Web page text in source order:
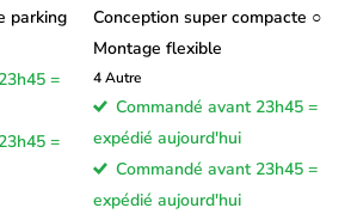
parking
=
=
Conception super compacte ○
Montage flexible
4Autre
Commandé avant 23h45 =
expédié aujourd'hui
Commandé avant 23h45 =
expédié aujourd'hui